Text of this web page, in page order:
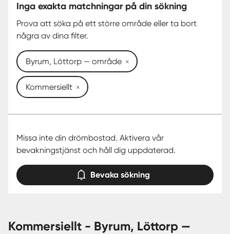
Inga exakta matchningar på din sökning
Prova att söka på ett större område eller ta bort
några av dina filter.
Byrum, Löttorp — område
Kommersiellt
Missa inte din drömbostad. Aktivera vår
bevakningstjänst och håll dig uppdaterad.
Bevaka sökning
kommersiellt - Byrum, Löttorp —